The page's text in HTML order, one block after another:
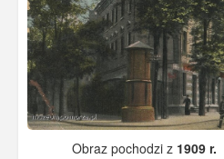
Obraz pochodzi z 1909 r.